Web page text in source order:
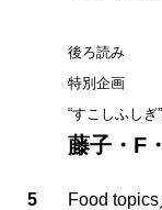
後ろ読み
特別企画
“すこしふしぎ
藤子・F
5 Food